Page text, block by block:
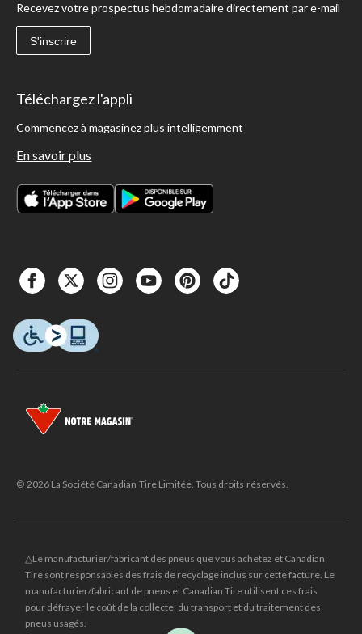
Recevez votre prospectus hebdomadaire directement par e-mail
S'inscrire
Téléchargez l'appli
Commencez à magasinez plus intelligemment
En savoir plus
© 2026 La Société Canadian Tire Limitée. Tous droits réservés.
△Le manufacturier/fabricant des pneus que vous achetez et Canadian
Tire sont responsables des frais de recyclage inclus sur cette facture. Le
manufacturier/fabricant de pneus et Canadian Tire utilisent ces frais
pour défrayer le coût de la collecte, du transport et du traitement des
pneus usagés.